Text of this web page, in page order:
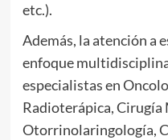
etc.).
Además, la atención a
enfoque
especialistas en
Radioterápica,
Otorrinolaringología,